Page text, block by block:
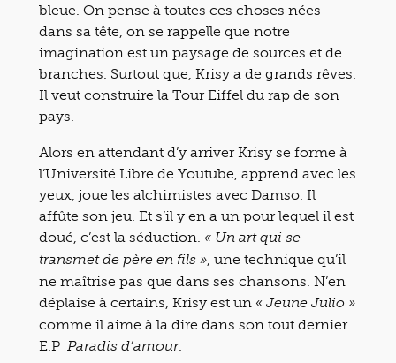
bleue. On pense à toutes ces choses nées
dans sa tête, on se rappelle que notre
imagination est un paysage de sources et de
branches. Surtout que, Krisy a de grands rêves.
Il veut construire la Tour Eiffel du rap de son
pays.
Alors en attendant d’y arriver Krisy se forme à
l’Université Libre de Youtube, apprend avec les
yeux, joue les alchimistes avec Damso. Il
affûte son jeu. Et s’il y en a un pour lequel il est
doué, c’est la séduction.
« Un art qui se
transmet de père en fils » , une technique qu’il
ne maîtrise pas que dans ses chansons. N’en
déplaise à certains, Krisy est un « Jeune Julio »
comme il aime à la dire dans son tout dernier
E.P Paradis d’amour.